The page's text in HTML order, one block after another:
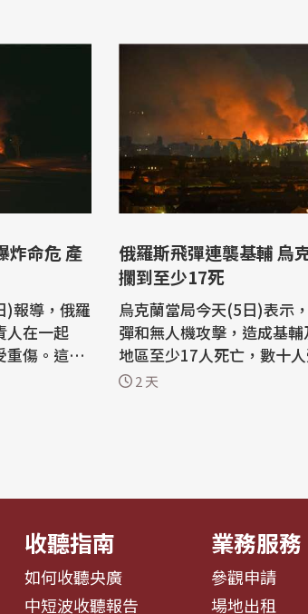
炸命危 產
)報導，俄羅
人在一起
重傷。這似
防務官員
俄羅斯飛彈連襲基輔 烏
攔到至少17死
烏克蘭當局今天(5日)表示
彈和無人機攻擊，造成基
地區至少17人死亡，數十人
輔無法擊落任何一枚俄羅
2 天
收聽指南
如何收聽央廣
中短波收聽報告
業務服務
參觀申請
場地出租